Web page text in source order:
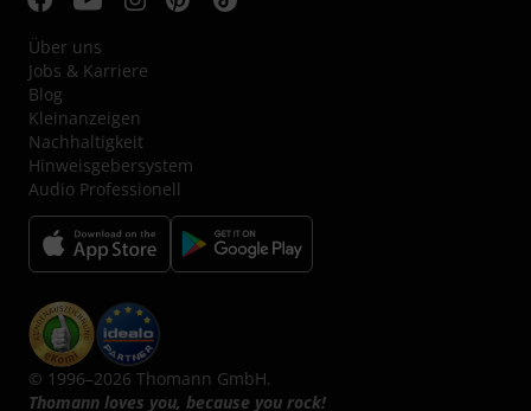
Über uns
Jobs & Karriere
Blog
Kleinanzeigen
Nachhaltigkeit
Hinweisgebersystem
Audio Professionell
© 1996–2026 Thomann GmbH.
Thomann loves you, because you rock!